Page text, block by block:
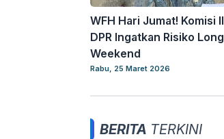
WFH Hari Jumat! Komisi II
DPR Ingatkan Risiko Long
Weekend
Rabu, 25 Maret 2026
BERITA TERKINI